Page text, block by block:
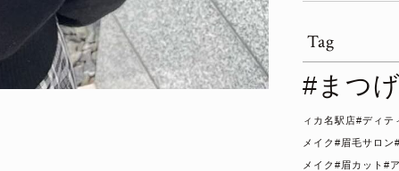
Tag
#まつ
ィカ名駅店#ディ
メイク#眉毛サロ
メイク#眉カット#